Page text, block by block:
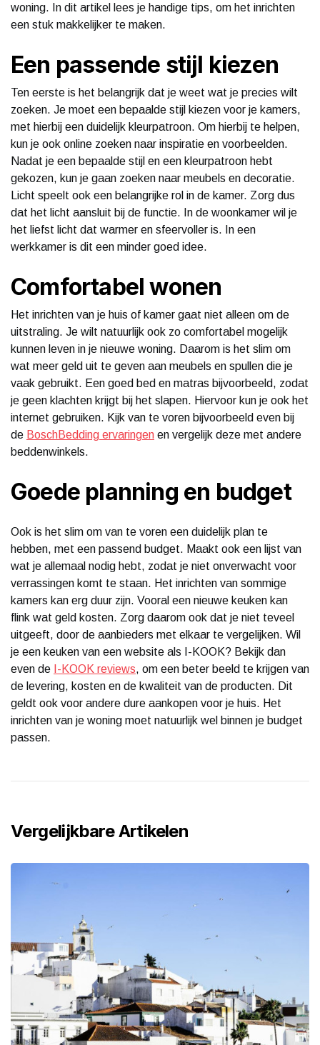
woning. In dit artikel lees je handige tips, om het inrichten
een stuk makkelijker te maken.
Een passende stijl kiezen
Ten eerste is het belangrijk dat je weet wat je precies wilt
zoeken. Je moet een bepaalde stijl kiezen voor je kamers,
met hierbij een duidelijk kleurpatroon. Om hierbij te helpen,
kun je ook online zoeken naar inspiratie en voorbeelden.
Nadat je een bepaalde stijl en een kleurpatroon hebt
gekozen, kun je gaan zoeken naar meubels en decoratie.
Licht speelt ook een belangrijke rol in de kamer. Zorg dus
dat het licht aansluit bij de functie. In de woonkamer wil je
het liefst licht dat warmer en sfeervoller is. In een
werkkamer is dit een minder goed idee.
Comfortabel wonen
Het inrichten van je huis of kamer gaat niet alleen om de
uitstraling. Je wilt natuurlijk ook zo comfortabel mogelijk
kunnen leven in je nieuwe woning. Daarom is het slim om
wat meer geld uit te geven aan meubels en spullen die je
vaak gebruikt. Een goed bed en matras bijvoorbeeld, zodat
je geen klachten krijgt bij het slapen. Hiervoor kun je ook het
internet gebruiken. Kijk van te voren bijvoorbeeld even bij
de BoschBedding ervaringen en vergelijk deze met andere
beddenwinkels.
Goede planning en budget
Ook is het slim om van te voren een duidelijk plan te
hebben, met een passend budget. Maakt ook een lijst van
wat je allemaal nodig hebt, zodat je niet onverwacht voor
verrassingen komt te staan. Het inrichten van sommige
kamers kan erg duur zijn. Vooral een nieuwe keuken kan
flink wat geld kosten. Zorg daarom ook dat je niet teveel
uitgeeft, door de aanbieders met elkaar te vergelijken. Wil
je een keuken van een website als I-KOOK? Bekijk dan
even de I-KOOK reviews, om een beter beeld te krijgen van
de levering, kosten en de kwaliteit van de producten. Dit
geldt ook voor andere dure aankopen voor je huis. Het
inrichten van je woning moet natuurlijk wel binnen je budget
passen.
Vergelijkbare Artikelen